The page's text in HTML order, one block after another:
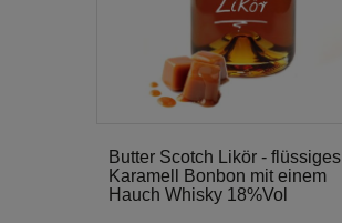
Butter Scotch Likör - flüssiges
Karamell Bonbon mit einem
Hauch Whisky 18%Vol